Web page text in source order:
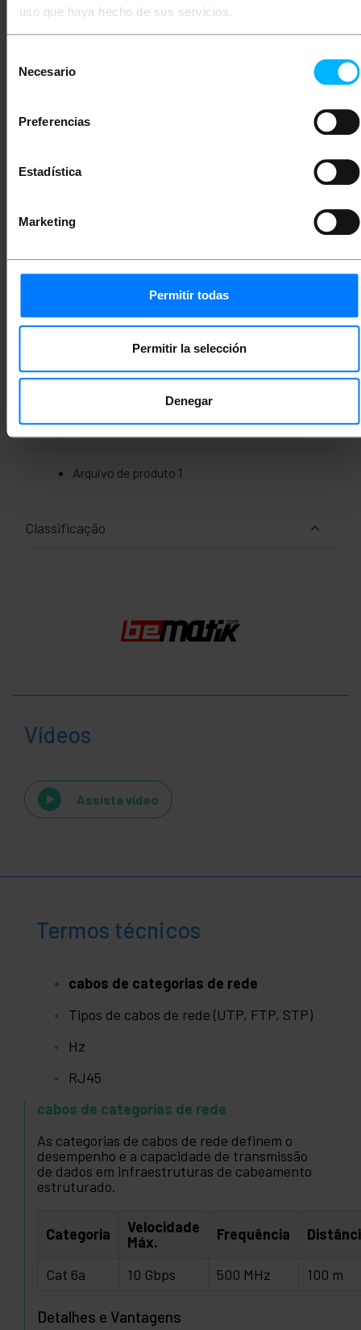
uso que haya hecho de sus servicios.
Necesario
Preferencias
Estadística
Marketing
Permitir todas
Permitir la selección
Denegar
305 m.
Cor externa da bobina: Cinza.
Velocidade de transmissão de dados: Até 10
Ideal para uso em residências, escritórios,
Ideal para uso com as conexões mais
modems, roteadores, câmeras e muito mais.
Medidas e Pesos
Peso bruto: 4.0 kg
x altura): 40.0 x 40.0 x 20.0 cm
Tamanhos de pacotes: 40.0 x 40.0 x 20.0 cm
Documentação
Arquivo de produto 1
Classificação
Vídeos
Assista vídeo
Termos técnicos
cabos de categorias de rede
Tipos de cabos de rede (UTP, FTP, STP)
Hz
RJ45
cabos de categorias de rede
As categorias de cabos de rede definem o
desempenho e a capacidade de transmissão
de dados em infraestruturas de cabeamento
estruturado.
Categoria
Velocidade
Máx.
Frequência
Cat 6a 10 Gbps 500 MHz 100 m
Detalhes e Vantagens